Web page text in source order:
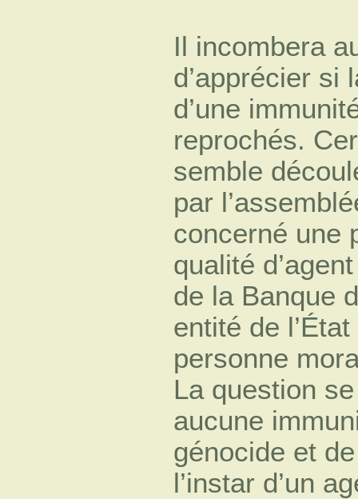
Il incombera
d’apprécier si
d’une
reprochés.
semble
par
concerné une
qualité
de la Banque
entité de
personne
La question
aucune
génocide et
l’instar d’un